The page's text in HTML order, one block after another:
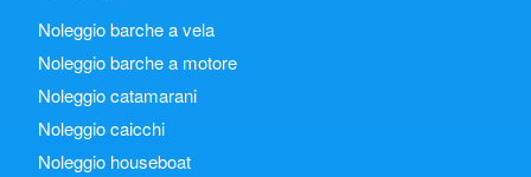
Noleggio barche a vela
Noleggio barche a motore
Noleggio catamarani
Noleggio caicchi
Noleggio houseboat